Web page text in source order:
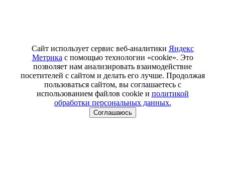
Сайт использует сервис веб-аналитики Яндекс
Метрика с помощью технологии «cookie». Это
позволяет нам анализировать взаимодействие
посетителей с сайтом и делать его лучше. Продолжая
пользоваться сайтом, вы соглашаетесь с
использованием файлов cookie и политикой
обработки персональных данных.
Соглашаюсь